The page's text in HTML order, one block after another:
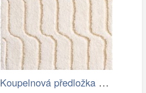
Koupelnová předložka VOGUE